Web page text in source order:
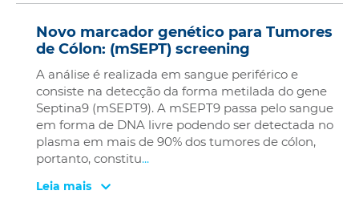
Novo marcador genético para Tumores
de Cólon: (mSEPT) screening
A análise é realizada em sangue periférico e
consiste na detecção da forma metilada do gene
Septina9 (mSEPT9). A mSEPT9 passa pelo sangue
em forma de DNA livre podendo ser detectada no
plasma em mais de 90% dos tumores de cólon,
portanto, constitu...
Leia mais